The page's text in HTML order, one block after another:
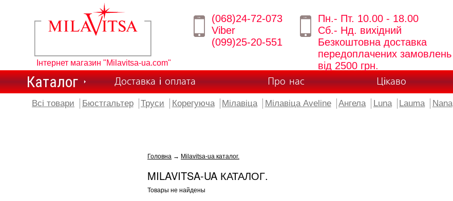
Інтернет магазин "Milavitsa-ua.com"
(068)24-72-073
Viber
(099)25-20-551
Пн.- Пт. 10.00 - 18.00
Сб.- Нд. вихідний
Безкоштовна доставка
передоплачених замовлень
від 2500 грн.
Каталог Доставка і оплата Про нас Цікаво
Всі товари Бюстгальтер Труси Корегуюча Мілавіца Мілавіца Aveline Ангела Luna Lauma Nana
Головна → Milavitsa-ua каталог.
MILAVITSA-UA КАТАЛОГ.
Товары не найдены